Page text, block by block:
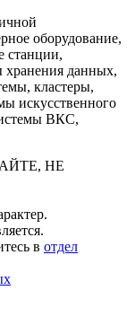
оборудование,
станции,
хранения данных,
кластеры,
искусственного
ВКС,
НЕ
в отдел